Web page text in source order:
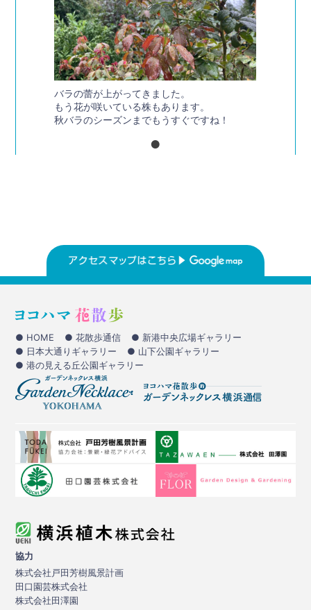
バラの蕾が上がってきました。
もう花が咲いている株もあります。
秋バラのシーズンまでもうすぐですね！
● HOME ● 花散歩通信
● 新港中央広場ギャラリー
● 日本大通りギャラリー
● 山下公園ギャラリー
● 港の見える丘公園ギャラリー
協力
株式会社戸田芳樹風景計画
田口園芸株式会社
株式会社田澤園